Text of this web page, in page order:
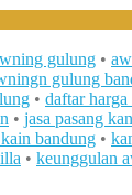
gulung •
gulung
• daftar
• jasa pasang
bandung •
• keunggulan